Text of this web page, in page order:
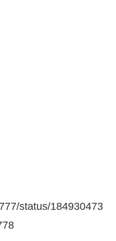
status/184930473